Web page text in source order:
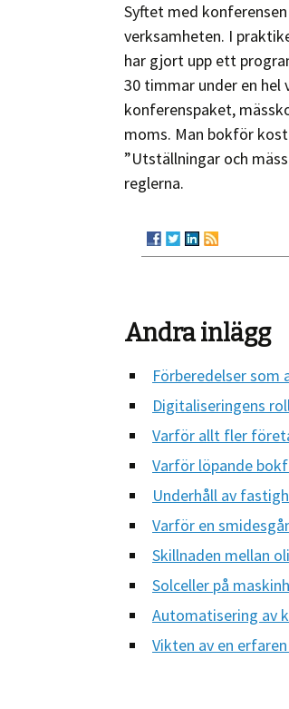
Syftet med
verksamheten. I
har gjort upp ett
30 timmar under en
konferenspaket,
moms. Man bokför
”Utställningar och
reglerna.
Andra inlägg
Förberedelser som
Digitaliseringens
Varför allt fler
Varför löpande
Underhåll av
Varför en
Skillnaden mellan
Solceller på
Automatisering av
Vikten av en